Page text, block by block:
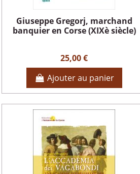
Giuseppe Gregorj, marchand
banquier en Corse (XIXè siècle)
25,00 €
Ajouter au panier